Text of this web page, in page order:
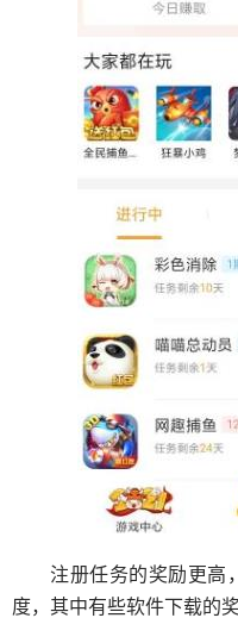
注册任务的奖励更高
度，其中有些软件下载的